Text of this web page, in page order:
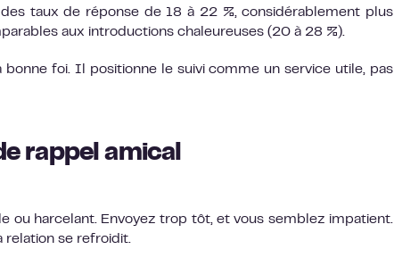
taux de réponse de 18 à 22 %, considérablement plus
aux introductions chaleureuses (20 à 28 %).
foi. Il positionne le suivi comme un service utile, pas
rappel amical
ou harcelant. Envoyez trop tôt, et vous semblez impatient.
relation se refroidit.